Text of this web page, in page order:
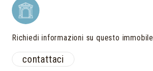
Richiedi informazioni su questo immobile
contattaci